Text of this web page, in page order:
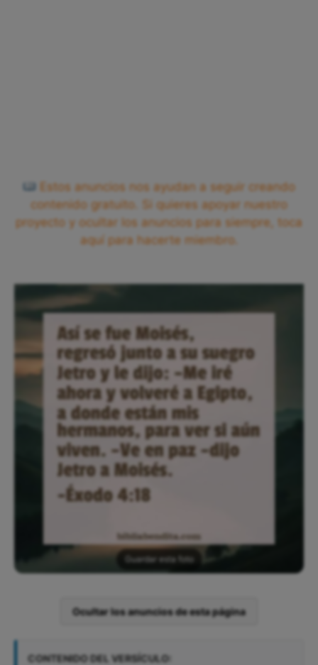
Estos anuncios nos ayudan a seguir creando
contenido gratuito. Si quieres apoyar nuestro
proyecto y ocultar los anuncios para siempre, toca
aquí para hacerte miembro.
Guardar esta foto
Ocultar los anuncios de esta página
CONTENIDO DEL VERSÍCULO: